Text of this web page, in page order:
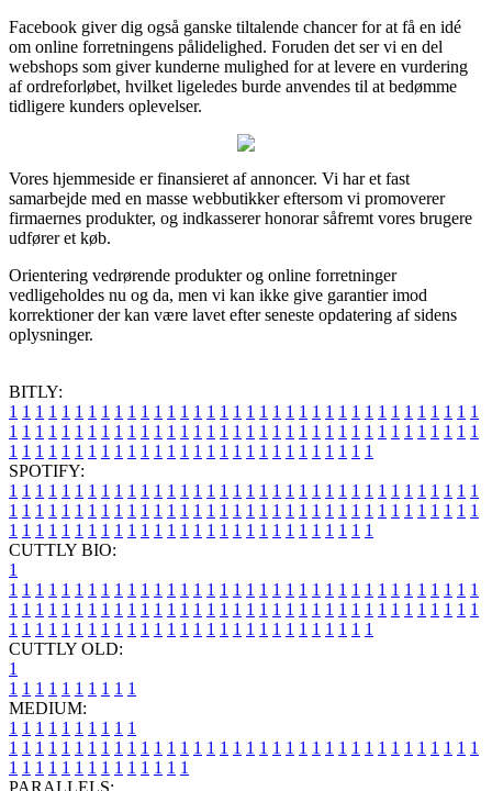
Facebook giver dig også ganske tiltalende chancer for at få en idé
om online forretningens pålidelighed. Foruden det ser vi en del
webshops som giver kunderne mulighed for at levere en vurdering
af ordreforløbet, hvilket ligeledes burde anvendes til at bedømme
tidligere kunders oplevelser.
Vores hjemmeside er finansieret af annoncer. Vi har et fast
samarbejde med en masse webbutikker eftersom vi promoverer
firmaernes produkter, og indkasserer honorar såfremt vores brugere
udfører et køb.
Orientering vedrørende produkter og online forretninger
vedligeholdes nu og da, men vi kan ikke give garantier imod
korrektioner der kan være lavet efter seneste opdatering af sidens
oplysninger.
BITLY:
1 1 1 1 1 1 1 1 1 1 1 1 1 1 1 1 1 1 1 1 1 1 1 1 1 1 1 1 1 1 1 1 1 1 1 1
1 1 1 1 1 1 1 1 1 1 1 1 1 1 1 1 1 1 1 1 1 1 1 1 1 1 1 1 1 1 1 1 1 1 1 1
1 1 1 1 1 1 1 1 1 1 1 1 1 1 1 1 1 1 1 1 1 1 1 1 1 1 1 1
SPOTIFY:
1 1 1 1 1 1 1 1 1 1 1 1 1 1 1 1 1 1 1 1 1 1 1 1 1 1 1 1 1 1 1 1 1 1 1 1
1 1 1 1 1 1 1 1 1 1 1 1 1 1 1 1 1 1 1 1 1 1 1 1 1 1 1 1 1 1 1 1 1 1 1 1
1 1 1 1 1 1 1 1 1 1 1 1 1 1 1 1 1 1 1 1 1 1 1 1 1 1 1 1
CUTTLY BIO:
1
1 1 1 1 1 1 1 1 1 1 1 1 1 1 1 1 1 1 1 1 1 1 1 1 1 1 1 1 1 1 1 1 1 1 1 1
1 1 1 1 1 1 1 1 1 1 1 1 1 1 1 1 1 1 1 1 1 1 1 1 1 1 1 1 1 1 1 1 1 1 1 1
1 1 1 1 1 1 1 1 1 1 1 1 1 1 1 1 1 1 1 1 1 1 1 1 1 1 1 1
CUTTLY OLD:
1
1 1 1 1 1 1 1 1 1 1
MEDIUM:
1 1 1 1 1 1 1 1 1 1
1 1 1 1 1 1 1 1 1 1 1 1 1 1 1 1 1 1 1 1 1 1 1 1 1 1 1 1 1 1 1 1 1 1 1 1
1 1 1 1 1 1 1 1 1 1 1 1 1 1
PARALLELS: